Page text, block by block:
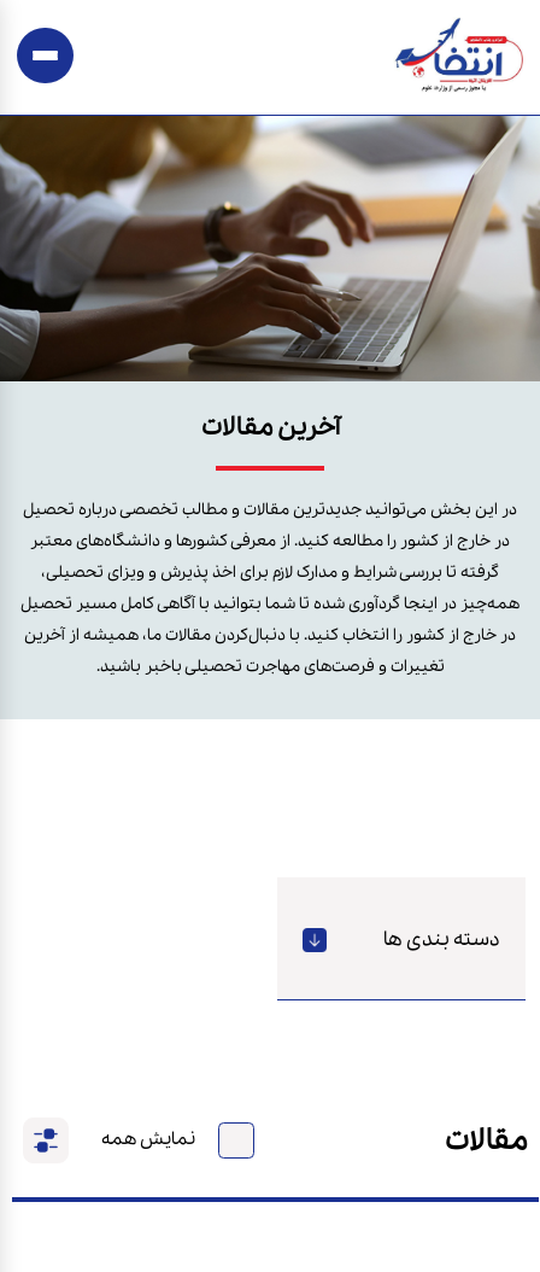
آخرین مقالات
در این بخش می‌توانید جدیدترین مقالات و مطالب تخصصی درباره تحصیل
در خارج از کشور را مطالعه کنید. از معرفی کشورها و دانشگاه‌های معتبر
گرفته تا بررسی شرایط و مدارک لازم برای اخذ پذیرش و ویزای تحصیلی،
همه‌چیز در اینجا گردآوری شده تا شما بتوانید با آگاهی کامل مسیر تحصیل
در خارج از کشور را انتخاب کنید. با دنبال‌کردن مقالات ما، همیشه از آخرین
تغییرات و فرصت‌های مهاجرت تحصیلی باخبر باشید.
دسته بندی ها
نمایش همه مقالات